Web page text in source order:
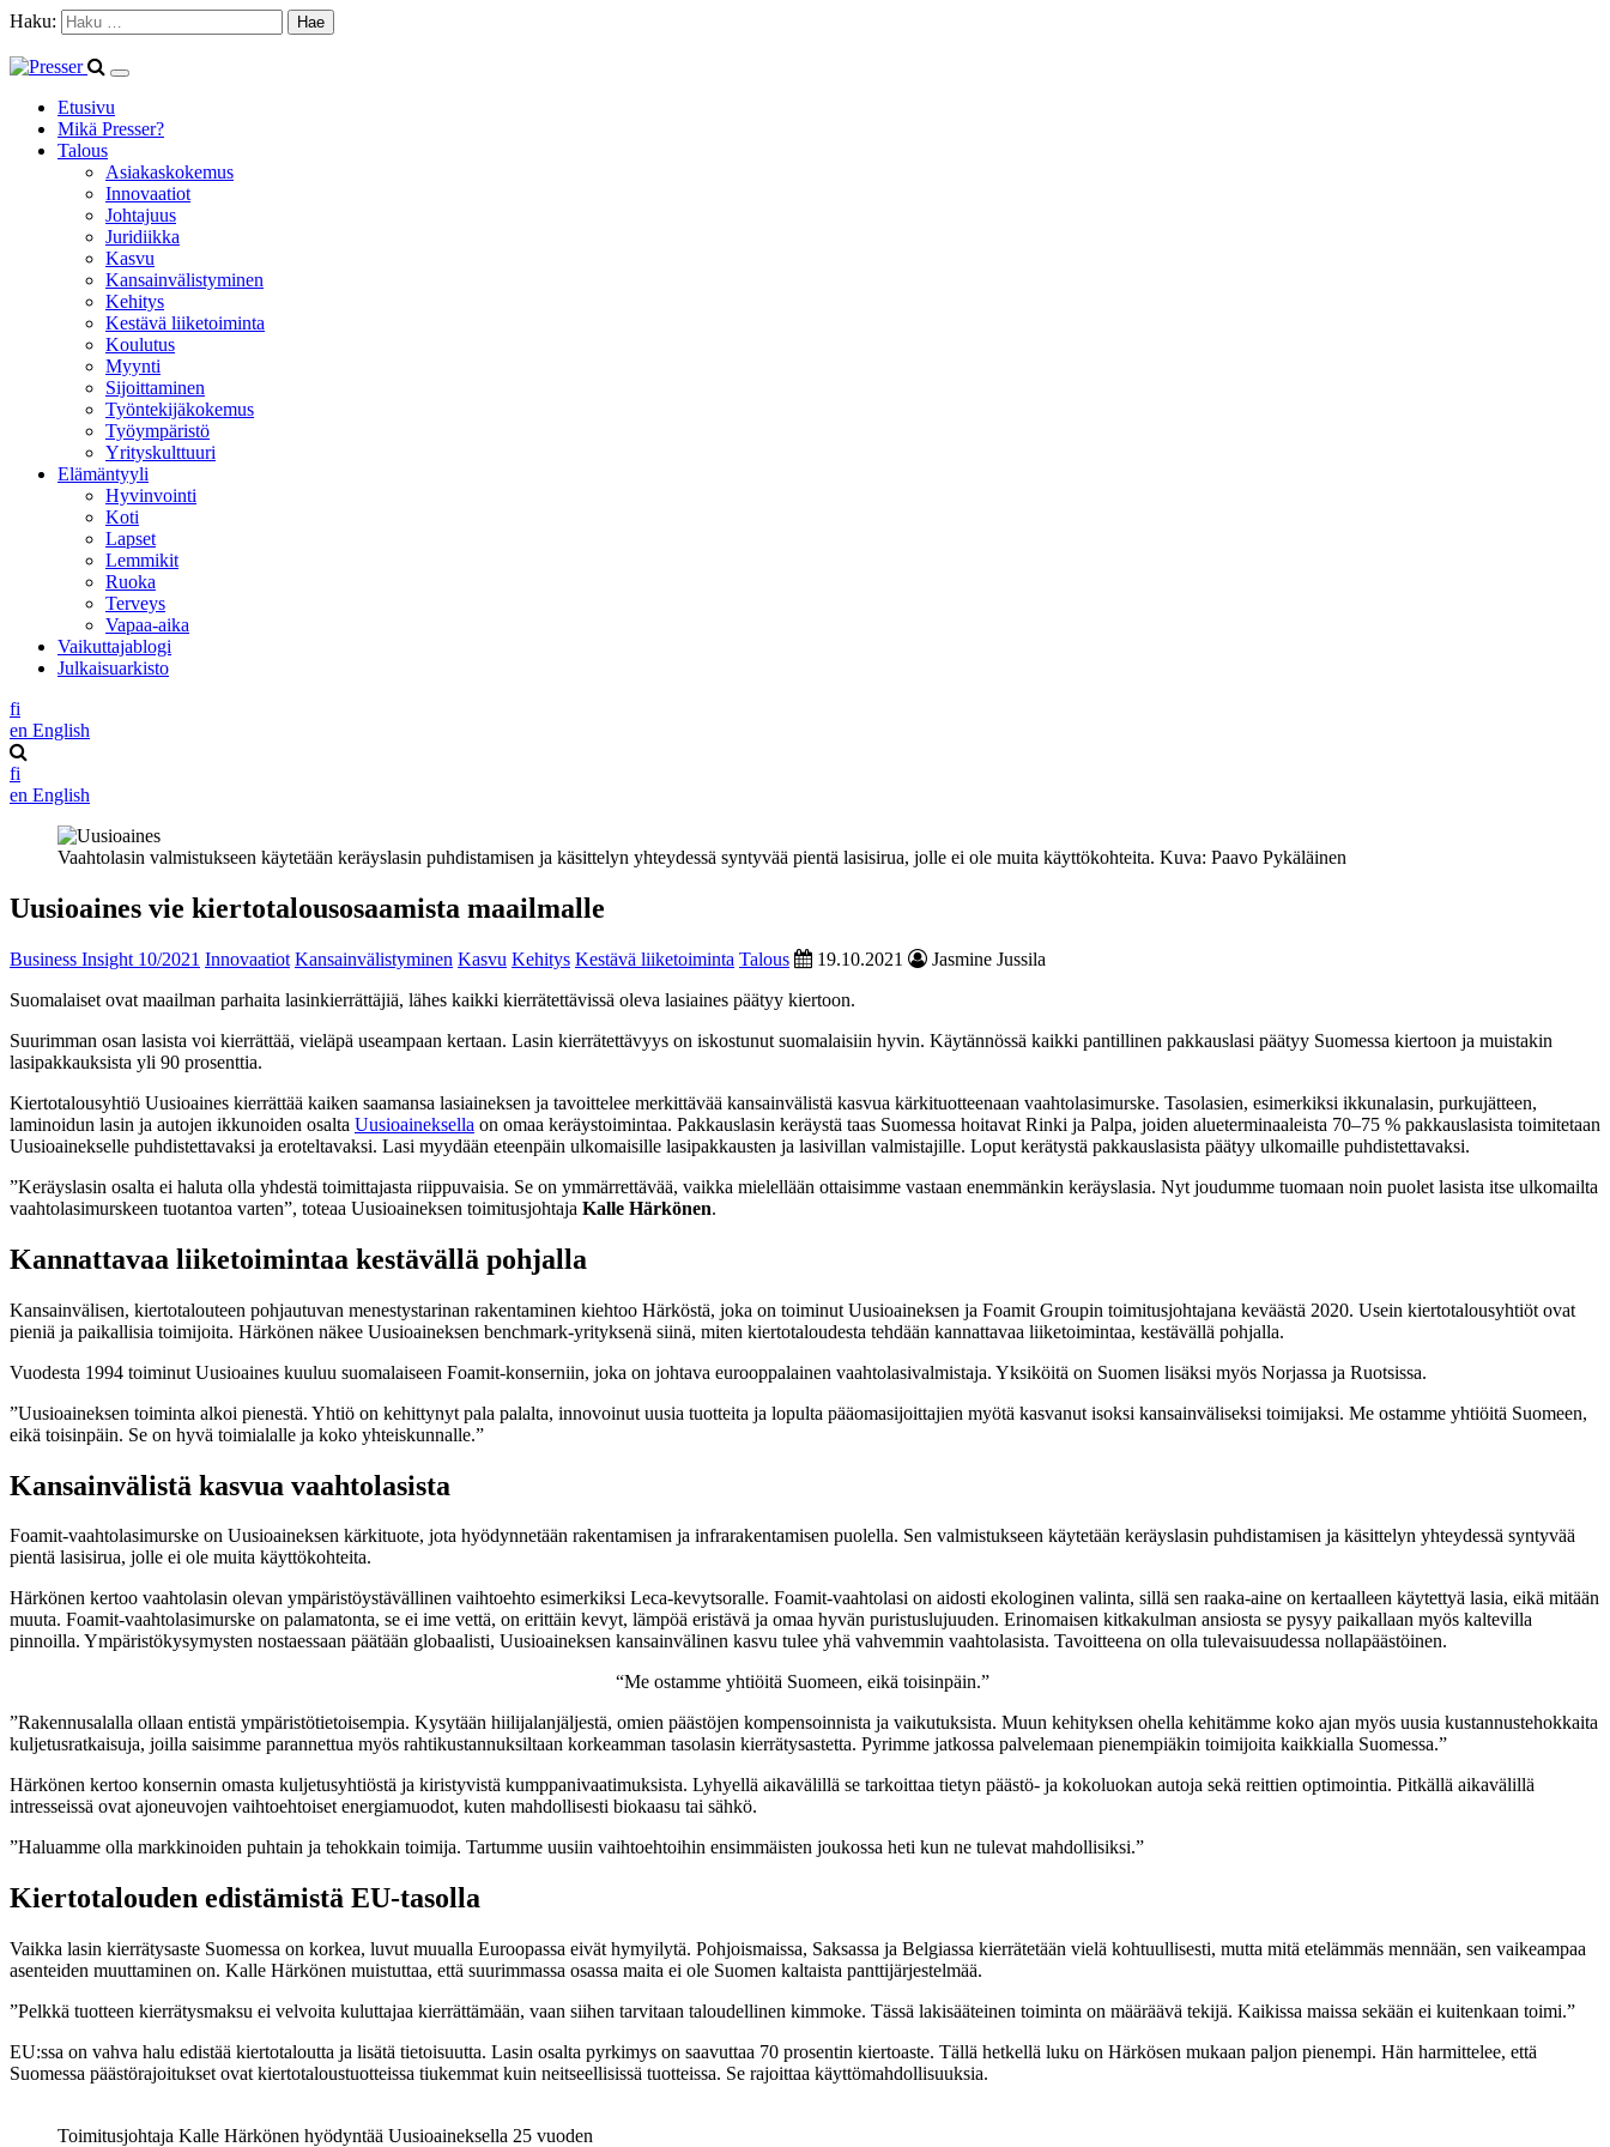
Haku:
Etusivu
Mikä Presser?
Talous
Asiakaskokemus
Innovaatiot
Johtajuus
Juridiikka
Kasvu
Kansainvälistyminen
Kehitys
Kestävä liiketoiminta
Koulutus
Myynti
Sijoittaminen
Työntekijäkokemus
Työympäristö
Yrityskulttuuri
Elämäntyyli
Hyvinvointi
Koti
Lapset
Lemmikit
Ruoka
Terveys
Vapaa-aika
Vaikuttajablogi
Julkaisuarkisto
fi
en English
fi
en English
Vaahtolasin valmistukseen käytetään keräyslasin puhdistamisen ja käsittelyn yhteydessä syntyvää pientä lasisirua, jolle ei ole muita käyttökohteita. Kuva: Paavo Pykäläinen
Uusioaines vie kiertotalousosaamista maailmalle
Business Insight 10/2021 Innovaatiot Kansainvälistyminen Kasvu Kehitys Kestävä liiketoiminta Talous 19.10.2021
Jasmine Jussila
Suomalaiset ovat maailman parhaita lasinkierrättäjiä, lähes kaikki kierrätettävissä oleva lasiaines päätyy kiertoon.
Suurimman osan lasista voi kierrättää, vieläpä useampaan kertaan. Lasin kierrätettävyys on iskostunut suomalaisiin hyvin. Käytännössä kaikki pantillinen pakkauslasi päätyy Suomessa kiertoon ja muistakin
lasipakkauksista yli 90 prosenttia.
Kiertotalousyhtiö Uusioaines kierrättää kaiken saamansa lasiaineksen ja tavoittelee merkittävää kansainvälistä kasvua kärkituotteenaan vaahtolasimurske. Tasolasien, esimerkiksi ikkunalasin, purkujätteen,
laminoidun lasin ja autojen ikkunoiden osalta Uusioaineksella on omaa keräystoimintaa. Pakkauslasin keräystä taas Suomessa hoitavat Rinki ja Palpa, joiden alueterminaaleista 70–75 % pakkauslasista toimitetaan
Uusioainekselle puhdistettavaksi ja eroteltavaksi. Lasi myydään eteenpäin ulkomaisille lasipakkausten ja lasivillan valmistajille. Loput kerätystä pakkauslasista päätyy ulkomaille puhdistettavaksi.
”Keräyslasin osalta ei haluta olla yhdestä toimittajasta riippuvaisia. Se on ymmärrettävää, vaikka mielellään ottaisimme vastaan enemmänkin keräyslasia. Nyt joudumme tuomaan noin puolet lasista itse ulkomailta
vaahtolasimurskeen tuotantoa varten”, toteaa Uusioaineksen toimitusjohtaja Kalle Härkönen.
Kannattavaa liiketoimintaa kestävällä pohjalla
Kansainvälisen, kiertotalouteen pohjautuvan menestystarinan rakentaminen kiehtoo Härköstä, joka on toiminut Uusioaineksen ja Foamit Groupin toimitusjohtajana keväästä 2020. Usein kiertotalousyhtiöt ovat
pieniä ja paikallisia toimijoita. Härkönen näkee Uusioaineksen benchmark-yrityksenä siinä, miten kiertotaloudesta tehdään kannattavaa liiketoimintaa, kestävällä pohjalla.
Vuodesta 1994 toiminut Uusioaines kuuluu suomalaiseen Foamit-konserniin, joka on johtava eurooppalainen vaahtolasivalmistaja. Yksiköitä on Suomen lisäksi myös Norjassa ja Ruotsissa.
”Uusioaineksen toiminta alkoi pienestä. Yhtiö on kehittynyt pala palalta, innovoinut uusia tuotteita ja lopulta pääomasijoittajien myötä kasvanut isoksi kansainväliseksi toimijaksi. Me ostamme yhtiöitä Suomeen,
eikä toisinpäin. Se on hyvä toimialalle ja koko yhteiskunnalle.”
Kansainvälistä kasvua vaahtolasista
Foamit-vaahtolasimurske on Uusioaineksen kärkituote, jota hyödynnetään rakentamisen ja infrarakentamisen puolella. Sen valmistukseen käytetään keräyslasin puhdistamisen ja käsittelyn yhteydessä syntyvää
pientä lasisirua, jolle ei ole muita käyttökohteita.
Härkönen kertoo vaahtolasin olevan ympäristöystävällinen vaihtoehto esimerkiksi Leca-kevytsoralle. Foamit-vaahtolasi on aidosti ekologinen valinta, sillä sen raaka-aine on kertaalleen käytettyä lasia, eikä mitään
muuta. Foamit-vaahtolasimurske on palamatonta, se ei ime vettä, on erittäin kevyt, lämpöä eristävä ja omaa hyvän puristuslujuuden. Erinomaisen kitkakulman ansiosta se pysyy paikallaan myös kaltevilla
pinnoilla. Ympäristökysymysten nostaessaan päätään globaalisti, Uusioaineksen kansainvälinen kasvu tulee yhä vahvemmin vaahtolasista. Tavoitteena on olla tulevaisuudessa nollapäästöinen.
“Me ostamme yhtiöitä Suomeen, eikä toisinpäin.”
”Rakennusalalla ollaan entistä ympäristötietoisempia. Kysytään hiilijalanjäljestä, omien päästöjen kompensoinnista ja vaikutuksista. Muun kehityksen ohella kehitämme koko ajan myös uusia kustannustehokkaita
kuljetusratkaisuja, joilla saisimme parannettua myös rahtikustannuksiltaan korkeamman tasolasin kierrätysastetta. Pyrimme jatkossa palvelemaan pienempiäkin toimijoita kaikkialla Suomessa.”
Härkönen kertoo konsernin omasta kuljetusyhtiöstä ja kiristyvistä kumppanivaatimuksista. Lyhyellä aikavälillä se tarkoittaa tietyn päästö- ja kokoluokan autoja sekä reittien optimointia. Pitkällä aikavälillä
intresseissä ovat ajoneuvojen vaihtoehtoiset energiamuodot, kuten mahdollisesti biokaasu tai sähkö.
”Haluamme olla markkinoiden puhtain ja tehokkain toimija. Tartumme uusiin vaihtoehtoihin ensimmäisten joukossa heti kun ne tulevat mahdollisiksi.”
Kiertotalouden edistämistä EU-tasolla
Vaikka lasin kierrätysaste Suomessa on korkea, luvut muualla Euroopassa eivät hymyilytä. Pohjoismaissa, Saksassa ja Belgiassa kierrätetään vielä kohtuullisesti, mutta mitä etelämmäs mennään, sen vaikeampaa
asenteiden muuttaminen on. Kalle Härkönen muistuttaa, että suurimmassa osassa maita ei ole Suomen kaltaista panttijärjestelmää.
”Pelkkä tuotteen kierrätysmaksu ei velvoita kuluttajaa kierrättämään, vaan siihen tarvitaan taloudellinen kimmoke. Tässä lakisääteinen toiminta on määräävä tekijä. Kaikissa maissa sekään ei kuitenkaan toimi.”
EU:ssa on vahva halu edistää kiertotaloutta ja lisätä tietoisuutta. Lasin osalta pyrkimys on saavuttaa 70 prosentin kiertoaste. Tällä hetkellä luku on Härkösen mukaan paljon pienempi. Hän harmittelee, että
Suomessa päästörajoitukset ovat kiertotaloustuotteissa tiukemmat kuin neitseellisissä tuotteissa. Se rajoittaa käyttömahdollisuuksia.
Toimitusjohtaja Kalle Härkönen hyödyntää Uusioaineksella 25 vuoden